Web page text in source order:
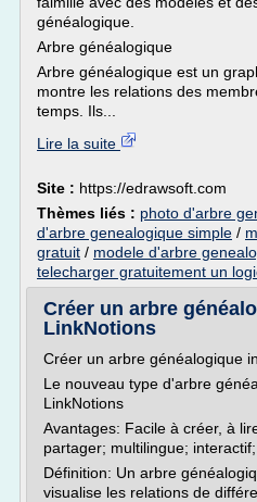
généalogique.
Arbre généalogique
Arbre généalogique est un
montre les relations des
temps. Ils...
Lire la suite
Site : https://edrawsoft.com
Thèmes liés : photo d'arbre
d'arbre genealogique simple /
gratuit / modele d'arbre
telecharger gratuitement un
Créer un arbre
LinkNotions
Créer un arbre généalogique
Le nouveau type d'arbre
LinkNotions
Avantages: Facile à créer, à
partager; multilingue;
Définition: Un arbre
visualise les relations de